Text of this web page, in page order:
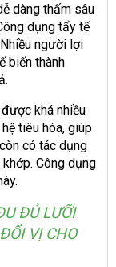
dàng thấm sâu
dụng tẩy tế
người lợi
biến thành
khá nhiều
tiêu hóa, giúp
có tác dụng
Công dụng
ĐỦ LƯỠI
VỊ CHO